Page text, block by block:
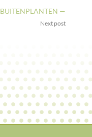
BUITENPLANTEN —
Next post